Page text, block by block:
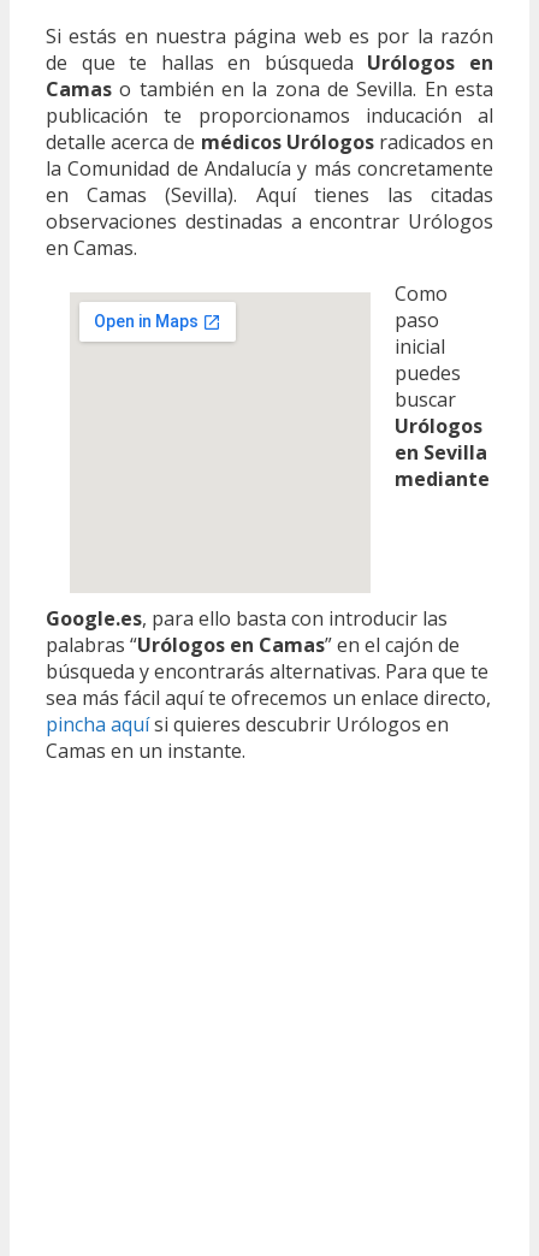
Si estás en nuestra página web es por la razón
de que te hallas en búsqueda Urólogos en
Camas o también en la zona de Sevilla. En esta
publicación te proporcionamos inducación al
detalle acerca de médicos Urólogosradicados en
la Comunidad de Andalucía y más concretamente
en Camas (Sevilla). Aquí tienes las citadas
observaciones destinadas a encontrar Urólogos
en Camas.
Como
paso
inicial
puedes
buscar
Urólogos
en Sevilla
mediante
Google.es, para ello basta con introducir las
palabras “Urólogos en Camas” en el cajón de
búsqueda y encontrarás alternativas. Para que te
sea más fácil aquí te ofrecemos un enlace directo,
pincha aquísi quieres descubrir Urólogos en
Camas en un instante.